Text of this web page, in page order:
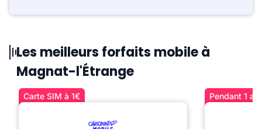
Les meilleurs forfaits mobile à
Magnat-l'Étrange
Carte SIM à 1€ Pendant 1